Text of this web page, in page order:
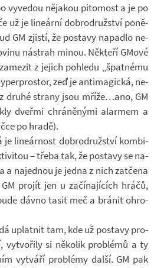
vy­ve­dou ně­ja­kou pi­to­most a je po
už je li­ne­ární dob­ro­druž­ství po­ně­
GM zjistí, že po­stavy na­padlo ne­
ná­strah minou. Ně­kteří GMové
z je­jich po­hledu „špat­nému
zeď je an­ti­ma­gická, ne­
druhé strany jsou mříže…ano, GM
dveřmi chrá­ně­nými alar­mem a
po hradě).
je li­ne­ár­nost dob­ro­druž­ství kom­bi­
– třeba tak, že po­stavy se na­
na­jed­nou je jedna z nich za­tčena
pro­jít jen u za­čí­na­jí­cích hráčů,
dávno tasit meč a brá­nit ohro­
uplat­nit tam, kde už po­stavy pro­
vy­tvo­řily si ně­ko­lik pro­blémů a ty
vy­tváří pro­blémy další. GM pak